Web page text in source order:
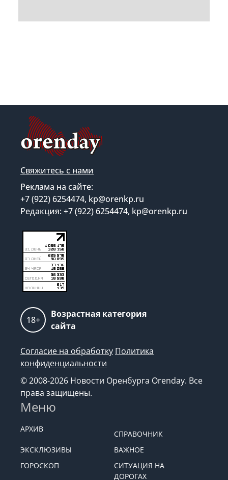
Свяжитесь с нами
Реклама на сайте:
+7 (922) 6254474, kp@orenkp.ru
Редакция: +7 (922) 6254474, kp@orenkp.ru
Согласие на обработку
конфиденциальности
© 2008-2026 Новости Оренбурга Orenday. Все
права защищены.
Меню
АРХИВ
СПРАВОЧНИК
ЭКСКЛЮЗИВЫ
ВАЖНОЕ